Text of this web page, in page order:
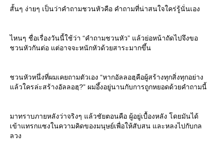
สั้นๆ ง่ายๆ เป็นว่าคำถามชวนหัวคือ คำถามที่น่าสนใจใคร่รู้นั่นเอง
ไหนๆ ชื่อเรื่องวันนี้ใช้ว่า “คำถามชวนหัว” แล้วย่อหน้าถัดไปจึงขอ
ชวนหัวกันต่อ แต่อาจจะหนักหัวด้วยสาระมากขึ้น
ชวนหัวหนึ่งที่ผมเคยถามตัวเอง “หากอัลลอฮฺคือผู้สร้างทุกสิ่งทุกอย่าง
ล้วใครล่ะสร้างอัลลอฮฺ?” ผมอึ้งอยู่นานกับการถูกหยอดด้วยคำถามนี้
มาทราบภายหลังว่าจริงๆ แล้วชัยตอนคือ ผู้อยู่เบื้องหลัง โดยมันได้
เข้าแทรกแซงในความคิดของมนุษย์เพื่อให้สับสน และหลงไปกับกล
ลวง